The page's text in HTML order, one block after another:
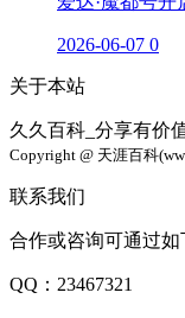
2026-06-07 0
关于本站
久久百科_分享有价
Copyright @ 天涯百科
联系我们
合作或咨询可通过如
QQ：23467321